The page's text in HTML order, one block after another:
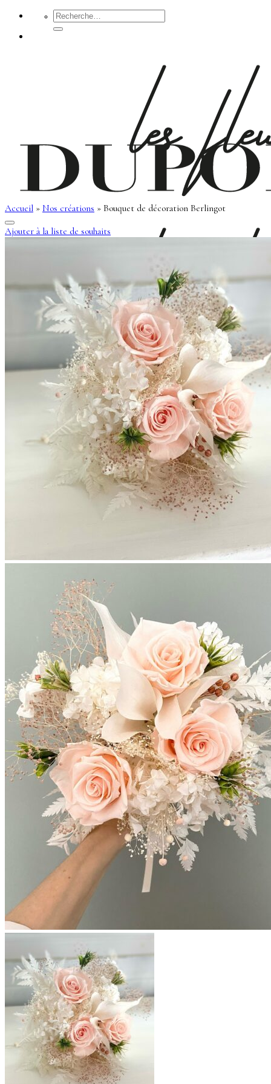
Passer
contenu
Recherche
pour :
Accueil
Barrettes de mariage
Headbands
Peignes fleuris
Peignes classiques
Peignes longs
Peignes minis
Pics à cheveux
Voiles fleuris
Bouquets
Bouquets en fleurs séchées
Bouquets en fleurs stabilisées
Demoiselles d’honneur
Bracelets rubans fleuris
Bracelets joncs fleuris
Petites barrettes
Enfants
Boutonnières
Boutonnières Classiques
Boutonnières Broches
Déco de table mariage
Bouquets déco
Couronnes murales
A propos
La créatrice
Avis Clients
Contactez-nous
Questions pratiques
Accueil » Nos créations » Bouquet de décoration Berlingot
Ajouter à la liste de souhaits